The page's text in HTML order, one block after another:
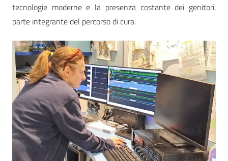
tecnologie moderne e la presenza costante dei genitori,
parte integrante del percorso di cura.